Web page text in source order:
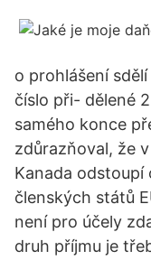
o prohlášení
číslo při- dělené
samého konce
zdůrazňoval, že
Kanada
členských států
není pro účely
druh příjmu je